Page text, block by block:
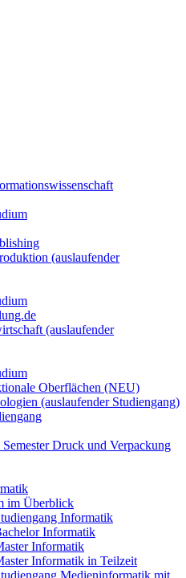
(auslaufender
(auslaufender
Oberflächen (NEU)
(auslaufender Studiengang)
Druck und Verpackung
im Überblick
Informatik
Informatik
Informatik
Informatik in Teilzeit